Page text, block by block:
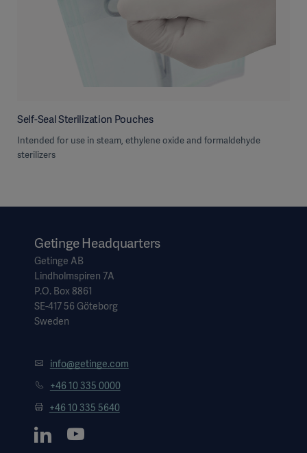
Self-Seal Sterilization Pouches
Intended for use in steam, ethylene oxide and formaldehyde
sterilizers
Getinge Headquarters
Getinge AB
Lindholmspiren 7A
P.O. Box 8861
SE-417 56 Göteborg
Sweden
info@getinge.com
+46 10 335 0000
+46 10 335 5640